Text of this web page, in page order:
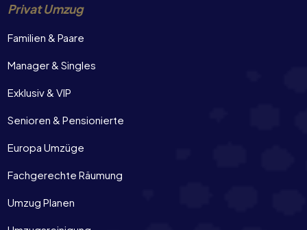
Privat Umzug
Familien & Paare
Manager & Singles
Exklusiv & VIP
Senioren & Pensionierte
Europa Umzüge
Fachgerechte Räumung
Umzug Planen